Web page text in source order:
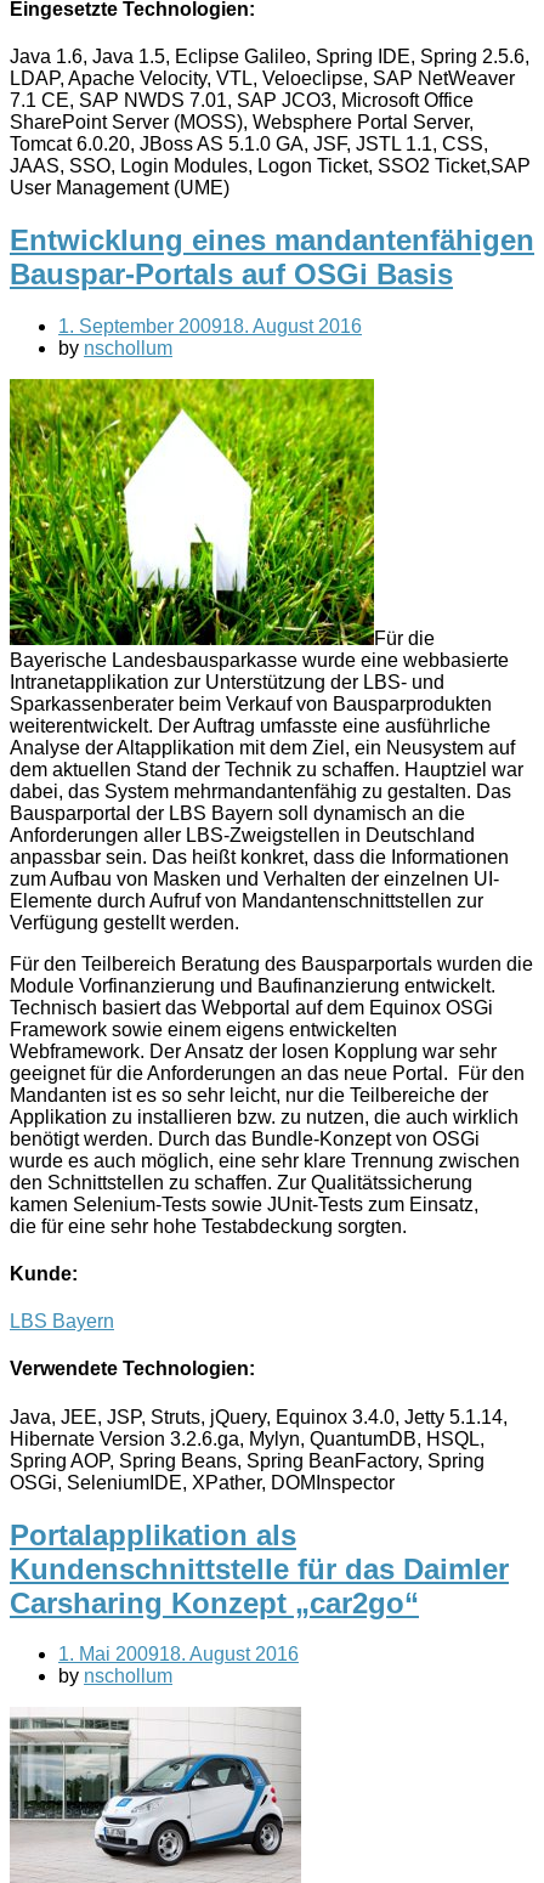
Eingesetzte Technologien:
Java 1.6, Java 1.5, Eclipse Galileo, Spring IDE, Spring 2.5.6,
LDAP, Apache Velocity, VTL, Veloeclipse, SAP NetWeaver
7.1 CE, SAP NWDS 7.01, SAP JCO3, Microsoft Office
SharePoint Server (MOSS), Websphere Portal Server,
Tomcat 6.0.20, JBoss AS 5.1.0 GA, JSF, JSTL 1.1, CSS,
JAAS, SSO, Login Modules, Logon Ticket, SSO2 Ticket,SAP
User Management (UME)
Entwicklung eines mandantenfähigen
Bauspar-Portals auf OSGi Basis
1. September 200918. August 2016
by nschollum
Für die
Bayerische Landesbausparkasse wurde eine webbasierte
Intranetapplikation zur Unterstützung der LBS- und
Sparkassenberater beim Verkauf von Bausparprodukten
weiterentwickelt. Der Auftrag umfasste eine ausführliche
Analyse der Altapplikation mit dem Ziel, ein Neusystem auf
dem aktuellen Stand der Technik zu schaffen. Hauptziel war
dabei, das System mehrmandantenfähig zu gestalten. Das
Bausparportal der LBS Bayern soll dynamisch an die
Anforderungen aller LBS-Zweigstellen in Deutschland
anpassbar sein. Das heißt konkret, dass die Informationen
zum Aufbau von Masken und Verhalten der einzelnen UI-
Elemente durch Aufruf von Mandantenschnittstellen zur
Verfügung gestellt werden.
Für den Teilbereich Beratung des Bausparportals wurden die
Module Vorfinanzierung und Baufinanzierung entwickelt.
Technisch basiert das Webportal auf dem Equinox OSGi
Framework sowie einem eigens entwickelten
Webframework. Der Ansatz der losen Kopplung war sehr
geeignet für die Anforderungen an das neue Portal. Für den
Mandanten ist es so sehr leicht, nur die Teilbereiche der
Applikation zu installieren bzw. zu nutzen, die auch wirklich
benötigt werden. Durch das Bundle-Konzept von OSGi
wurde es auch möglich, eine sehr klare Trennung zwischen
den Schnittstellen zu schaffen. Zur Qualitätssicherung
kamen Selenium-Tests sowie JUnit-Tests zum Einsatz,
die für eine sehr hohe Testabdeckung sorgten.
Kunde:
LBS Bayern
Verwendete Technologien:
Java, JEE, JSP, Struts, jQuery, Equinox 3.4.0, Jetty 5.1.14,
Hibernate Version 3.2.6.ga, Mylyn, QuantumDB, HSQL,
Spring AOP, Spring Beans, Spring BeanFactory, Spring
OSGi, SeleniumIDE, XPather, DOMInspector
Portalapplikation als
Kundenschnittstelle für das Daimler
Carsharing Konzept „car2go“
1. Mai 200918. August 2016
by nschollum